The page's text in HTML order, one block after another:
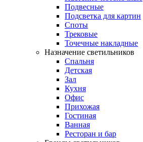
Подвесные
Подсветка для картин
Споты
Трековые
Точечные накладные
Назначение светильников
Спальня
Детская
Зал
Кухня
Офис
Прихожая
Гостиная
Ванная
Ресторан и бар